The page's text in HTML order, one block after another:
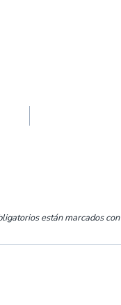
están marcados con